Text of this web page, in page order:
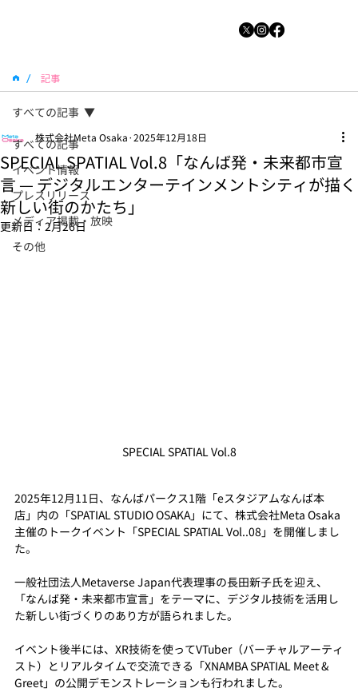
/ 記事
すべての記事
イベント情報
プレスリリース
メディア掲載・放映
その他
すべての記事
SPECIAL SPATIAL Vol.8「なんば発・未来都市宣
言 — デジタルエンターテインメントシティが描く
新しい街のかたち」
株式会社Meta Osaka 2025年12月18日
更新日： 2月26日
SPECIAL SPATIAL Vol.8
2025年12月11日、なんばパークス1階「eスタジアムなんば本
店」内の「SPATIAL STUDIO OSAKA」にて、株式会社Meta Osaka
主催のトークイベント「SPECIAL SPATIAL Vol..08」を開催しまし
た。
一般社団法人Metaverse Japan代表理事の長田新子氏を迎え、
「なんば発・未来都市宣言」をテーマに、デジタル技術を活用し
た新しい街づくりのあり方が語られました。
イベント後半には、XR技術を使ってVTuber（バーチャルアーティ
スト）とリアルタイムで交流できる「XNAMBA SPATIAL Meet &
Greet」の公開デモンストレーションも行われました。